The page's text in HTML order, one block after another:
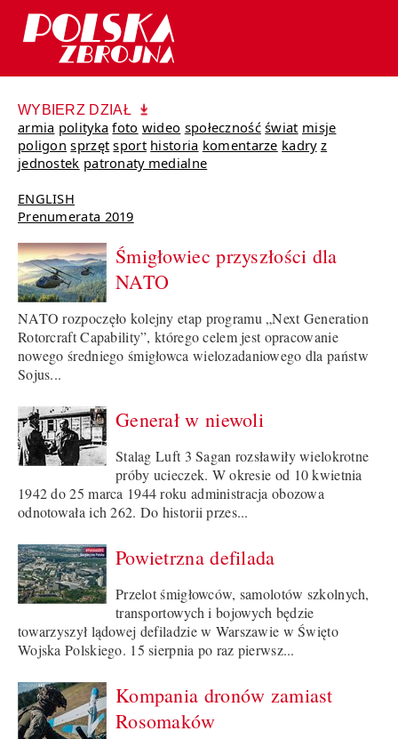
WYBIERZ DZIAŁ
armia polityka foto wideo społeczność świat misje
poligon sprzęt sport historia komentarze kadry z
jednostek patronaty medialne
ENGLISH
Prenumerata 2019
Śmigłowiec przyszłości dla
NATO
NATO rozpoczęło kolejny etap programu „Next Generation
Rotorcraft Capability”, którego celem jest opracowanie
nowego średniego śmigłowca wielozadaniowego dla państw
Sojus...
Generał w niewoli
Stalag Luft 3 Sagan rozsławiły wielokrotne
próby ucieczek. W okresie od 10 kwietnia
1942 do 25 marca 1944 roku administracja obozowa
odnotowała ich 262. Do historii przes...
Powietrzna defilada
Przelot śmigłowców, samolotów szkolnych,
transportowych i bojowych będzie
towarzyszył lądowej defiladzie w Warszawie w Święto
Wojska Polskiego. 15 sierpnia po raz pierwsz...
Kompania dronów zamiast
Rosomaków